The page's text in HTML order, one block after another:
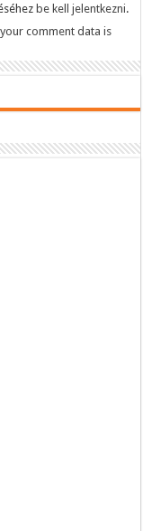
be kell jelentkezni.
comment data is